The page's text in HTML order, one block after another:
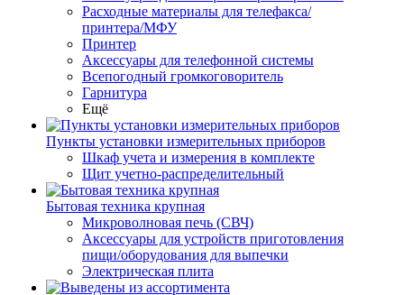
Расходные материалы для телефакса/
принтера/МФУ
Принтер
Аксессуары для телефонной системы
Всепогодный громкоговоритель
Гарнитура
Ещё
Пункты установки измерительных приборов
Шкаф учета и измерения в комплекте
Щит учетно-распределительный
Бытовая техника крупная
Микроволновая печь (СВЧ)
Аксессуары для устройств приготовления
пищи/оборудования для выпечки
Электрическая плита